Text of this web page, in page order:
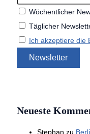
Wöchentlicher
Täglicher
Ich akzeptiere die
Neueste
Stephan zu